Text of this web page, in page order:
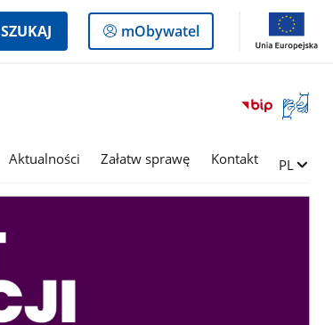
SZUKAJ
Logowanie
do
mObywatel
Otwórz
okno
języka
Aktualności Załatw sprawę Kontakt Zmień
PL